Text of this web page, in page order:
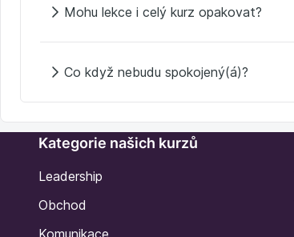
Mohu lekce i celý kurz opakovat?
Co když nebudu spokojený(á)?
Kategorie našich kurzů
Leadership
Obchod
Komunikace